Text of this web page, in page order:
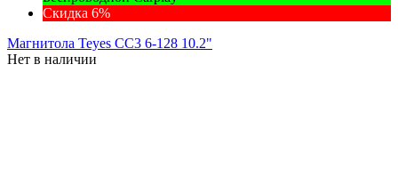
Скидка 6%
Магнитола Teyes CC3 6-128 10.2"
Нет в наличии